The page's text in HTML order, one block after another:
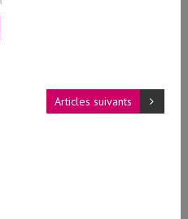
Articles suivants